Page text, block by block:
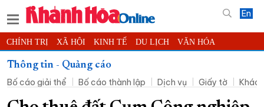
En
CHÍNH TRỊ XÃ HỘI KINH TẾ DU LỊCH VĂN HÓA
THỂ THAO ĐỜI SỐNG TIN ĐỊA PHƯƠNG
KHOA HỌC - CÔNG NGHỆ PHÁP LUẬT BẠN ĐỌC PHÓNG SỰ
THẾ GIỚI MULTIMEDIA VIDEO ĐỌC BÁO ONLINE
Thông tin - Quảng cáo
Bố cáo giải thể
Bố cáo thành lập Dịch vụ Giấy tờ Khác